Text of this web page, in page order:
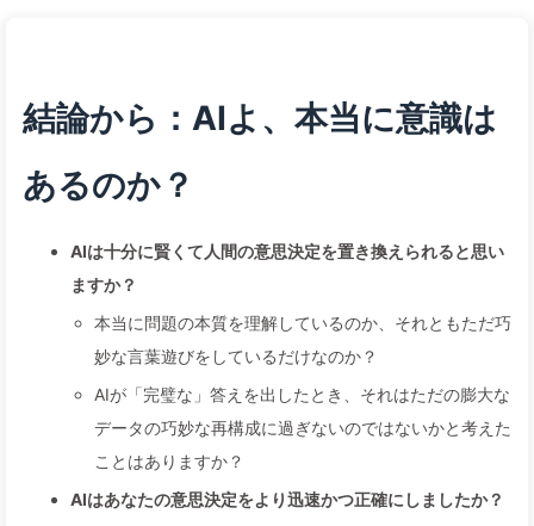
結論から：AIよ、本当に意識は
あるのか？
AIは十分に賢くて人間の意思決定を置き換えられると思い
ますか？
本当に問題の本質を理解しているのか、それともただ巧
妙な言葉遊びをしているだけなのか？
AIが「完璧な」答えを出したとき、それはただの膨大な
データの巧妙な再構成に過ぎないのではないかと考えた
ことはありますか？
AIはあなたの意思決定をより迅速かつ正確にしましたか？